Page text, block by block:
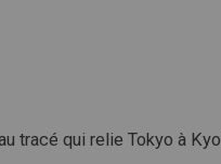
tracé qui relie Tokyo à